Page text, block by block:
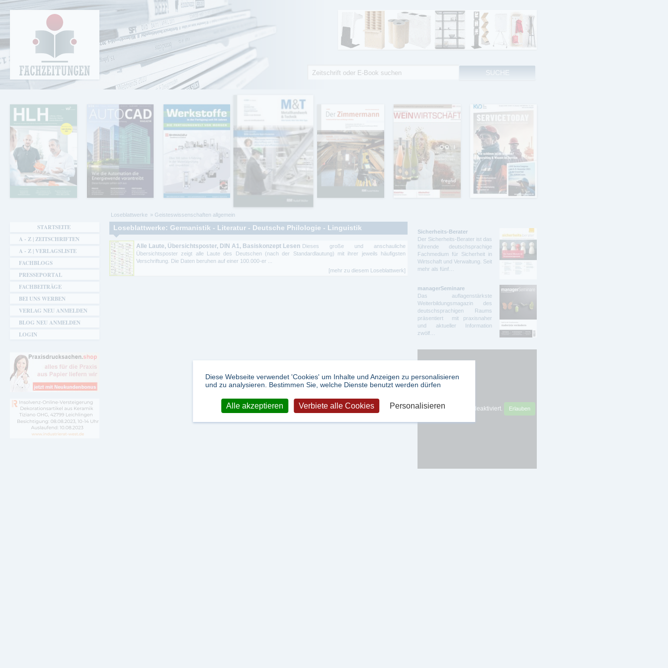
Fachzeitungen.de - Das unabhängige Portal
für Fachmagazine Fachpublikationen &
eBooks
Sie sind hier
Loseblattwerke Geisteswissenschaften allgemein
Loseblattwerke: Germanistik - Literatur - Deutsche Philologie - Linguistik
Alle Laute, Übersichtsposter, DIN A1, Basiskonzept Lesen Dieses große und anschauliche
Übersichtsposter zeigt alle Laute des Deutschen (nach der Standardlautung) mit ihrer jeweils häufigsten
Verschriftung. Die Daten beruhen auf einer 100.000-er ...
[mehr zu diesem Loseblattwerk]
STARTSEITE
A - Z | ZEITSCHRIFTEN
A - Z | VERLAGSLISTE
FACHBLOGS
PRESSEPORTAL
FACHBEITRÄGE
BEI UNS WERBEN
VERLAG NEU ANMELDEN
BLOG NEU ANMELDEN
LOGIN
Sicherheits-Berater
Der Sicherheits-Berater ist das
führende deutschsprachige
Fachmedium für Sicherheit in
Wirtschaft und Verwaltung. Seit
mehr als fünf…
managerSeminare
Das auflagenstärkste
Weiterbildungsmagazin des
deutschsprachigen Raums
präsentiert mit praxisnaher
und aktueller Information
zwölf…
Google Adsense ist deaktiviert. Erlauben
Suchformular
Diese Webseite verwendet 'Cookies' um Inhalte und Anzeigen zu personalisieren
und zu analysieren. Bestimmen Sie, welche Dienste benutzt werden dürfen
Alle akzeptieren Verbiete alle Cookies Personalisieren